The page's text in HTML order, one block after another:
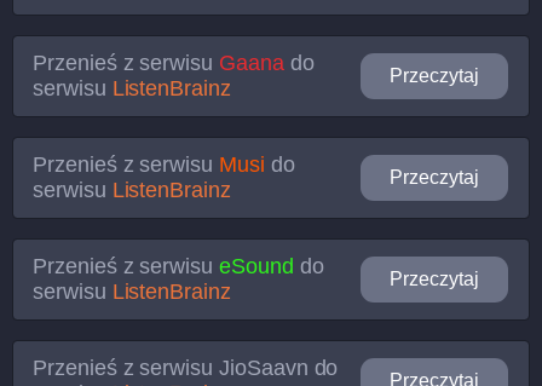
Przenieś z serwisu Gaanado
serwisu ListenBrainz
Przeczytaj
Przenieś z serwisu Musi do
serwisu ListenBrainz
Przeczytaj
Przenieś z serwisu eSound do
serwisu ListenBrainz
Przeczytaj
Przenieś z serwisu JioSaavn do
Przeczytaj